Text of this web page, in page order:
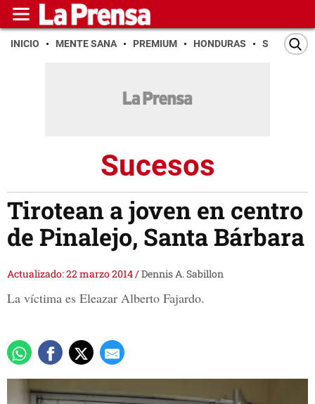
INICIO MENTE SANA PREMIUM HONDURAS SAN PEDRO
Sucesos
Tirotean a joven en centro
de Pinalejo, Santa Bárbara
Actualizado: 22 marzo 2014/Dennis A. Sabillon
La víctima es Eleazar Alberto Fajardo.